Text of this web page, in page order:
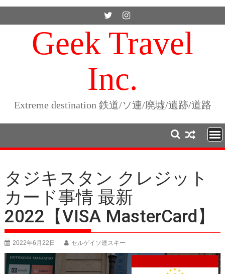
Geek Travel
Inc.
Extreme destination 鉄道/ソ連/廃墟/遺跡/道路
タジキスタン クレジット
カード事情 最新
2022【VISA MasterCard】
2022年6月22日 セルゲイソ連スキー